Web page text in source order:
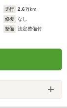
走行 2.6万km
修復
なし
整備
法定整備付